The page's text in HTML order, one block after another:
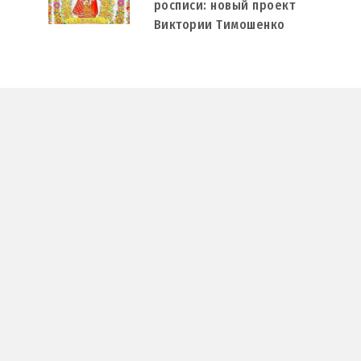
росписи: новый проект
Виктории Тимошенко